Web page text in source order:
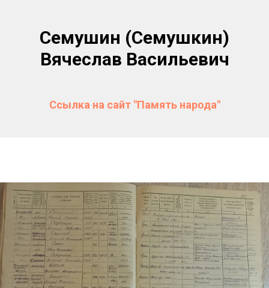
Семушин (Семушкин)
Вячеслав Васильевич
Ссылка на сайт "Память народа"